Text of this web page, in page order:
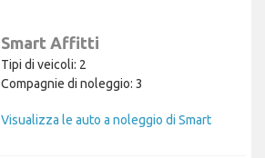
Smart Affitti
Tipi di veicoli: 2
Compagnie di noleggio: 3
Visualizza le auto a noleggio di Smart